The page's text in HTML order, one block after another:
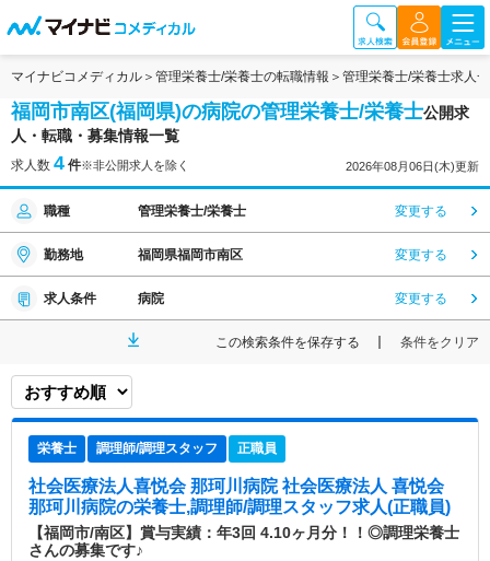
マイナビコメディカル 管理栄養士/栄養士の転職情報 管理栄養士/栄養士求人
福岡市南区(福岡県)の病院の管理栄養士/栄養士公開求
人・転職・募集情報一覧
求人数 4 件※非公開求人を除く 2026年08月06日(木)更新
職種 管理栄養士/栄養士 変更する
勤務地 福岡県福岡市南区 変更する
求人条件 病院 変更する
この検索条件を保存する 条件をクリア
栄養士 調理師/調理スタッフ 正職員
社会医療法人喜悦会 那珂川病院 社会医療法人 喜悦会
那珂川病院の栄養士,調理師/調理スタッフ求人(正職員)
【福岡市/南区】賞与実績：年3回 4.10ヶ月分！！◎調理栄養士
さんの募集です♪